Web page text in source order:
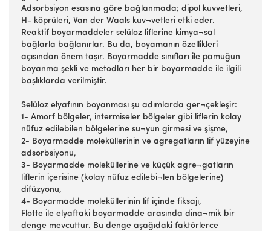
Adsorbsiyon esasına göre bağlanmada; dipol kuvvetleri,
H- köprüleri, Van der Waals kuv¬vetleri etki eder.
Reaktif boyarmaddeler selüloz liflerine kimya¬sal
bağlarla bağlanırlar. Bu da, boyamanın özellikleri
açısından önem taşır. Boyarmadde sınıfları ile pamuğun
boyanma şekli ve metodları her bir boyarmadde ile ilgili
başlıklarda verilmiştir.
Selüloz elyafının boyanması şu adımlarda ger¬çekleşir:
1- Amorf bölgeler, intermiseler bölgeler gibi liflerin kolay
nüfuz edilebilen bölgelerine su¬yun girmesi ve şişme,
2- Boyarmadde moleküllerinin ve agregatların lif yüzeyine
adsorbsiyonu,
3- Boyarmadde moleküllerine ve küçük agre¬gatların
liflerin içerisine (kolay nüfuz edilebi¬len bölgelerine)
difüzyonu,
4- Boyarmadde moleküllerinin lif içinde fiksajı,
Flotte ile elyaftaki boyarmadde arasında dina¬mik bir
denge mevcuttur. Bu denge aşağıdaki faktörlerce